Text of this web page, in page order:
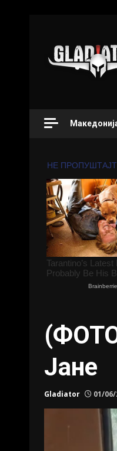
Јане
Gladiator 01/